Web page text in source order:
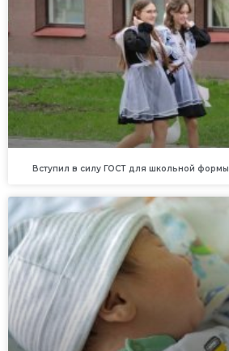
Вступил в силу ГОСТ для школьной формы